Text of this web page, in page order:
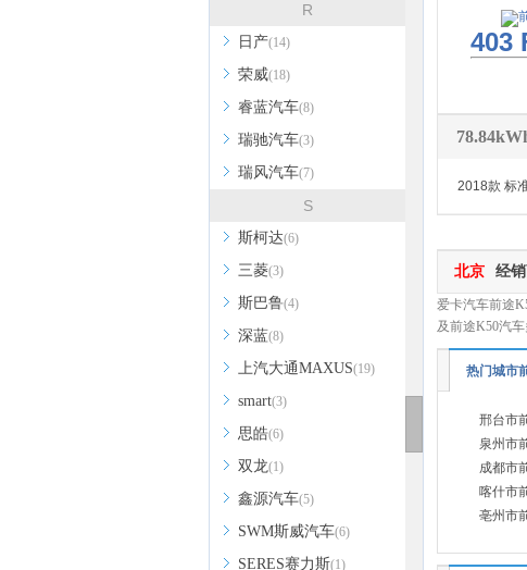
R
日产(14)
荣威(18)
睿蓝汽车(8)
瑞驰汽车(3)
瑞风汽车(7)
S
斯柯达(6)
三菱(3)
斯巴鲁(4)
深蓝(8)
上汽大通MAXUS(19)
smart(3)
思皓(6)
双龙(1)
鑫源汽车(5)
SWM斯威汽车(6)
SERES赛力斯(1)
403
2018款 标
北京 经
爱卡汽车前途
及前途K50汽
热门城市
邢台市
泉州市
成都市
喀什市
亳州市